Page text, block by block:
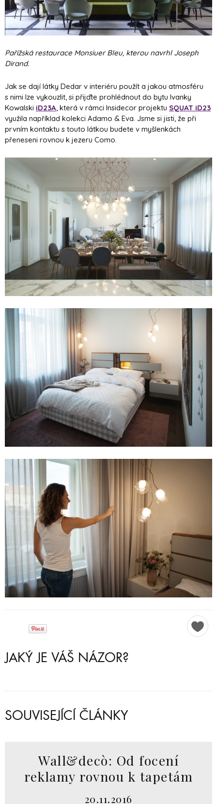
Pařížská restaurace Monsiuer Bleu, kterou navrhl Joseph
Dirand.
Jak se dají látky Dedar v interiéru použít a jakou atmosféru
s nimi lze vykouzlit, si přijďte prohlédnout do bytu Ivanky
Kowalski iD23A, která v rámci Insidecor projektu SQUAT iD23
využila například kolekci Adamo & Eva. Jsme si jisti, že při
prvním kontaktu s touto látkou budete v myšlenkách
přeneseni rovnou k jezeru Como.
JAKÝ JE VÁŠ NÁZOR?
SOUVISEJÍCÍ ČLÁNKY
Wall&decò: Od focení
reklamy rovnou k tapetám
20.11.2016